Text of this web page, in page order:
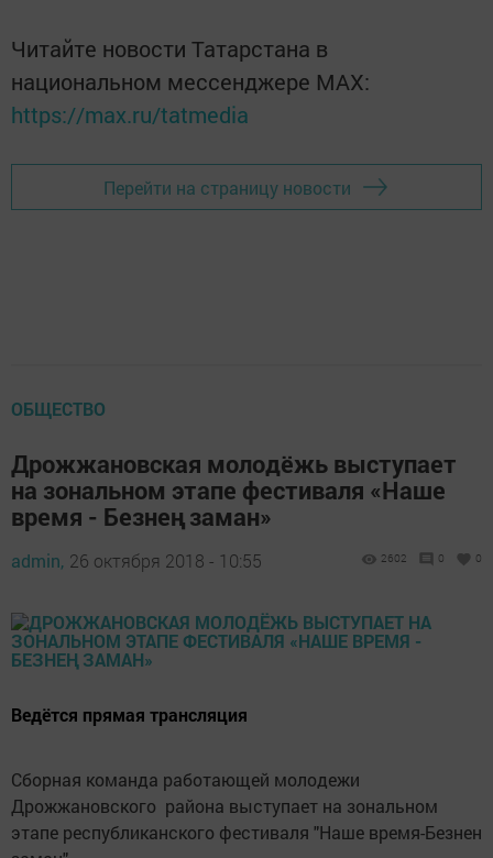
Читайте новости Татарстана в
национальном мессенджере MАХ:
https://max.ru/tatmedia
Перейти на страницу новости
ОБЩЕСТВО
Дрожжановская молодёжь выступает
на зональном этапе фестиваля «Наше
время - Безнең заман»
admin, 26 октября 2018 - 10:55 2602 0 0
Ведётся прямая трансляция
Сборная команда работающей молодежи
Дрожжановского района выступает на зональном
этапе республиканского фестиваля "Наше время-Безнен